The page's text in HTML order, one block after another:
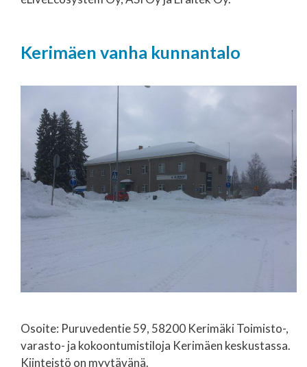
Kerimäen vanha kunnantalo
Osoite: Puruvedentie 59, 58200 Kerimäki Toimisto-,
varasto- ja kokoontumistiloja Kerimäen keskustassa.
Kiinteistö on myytävänä.